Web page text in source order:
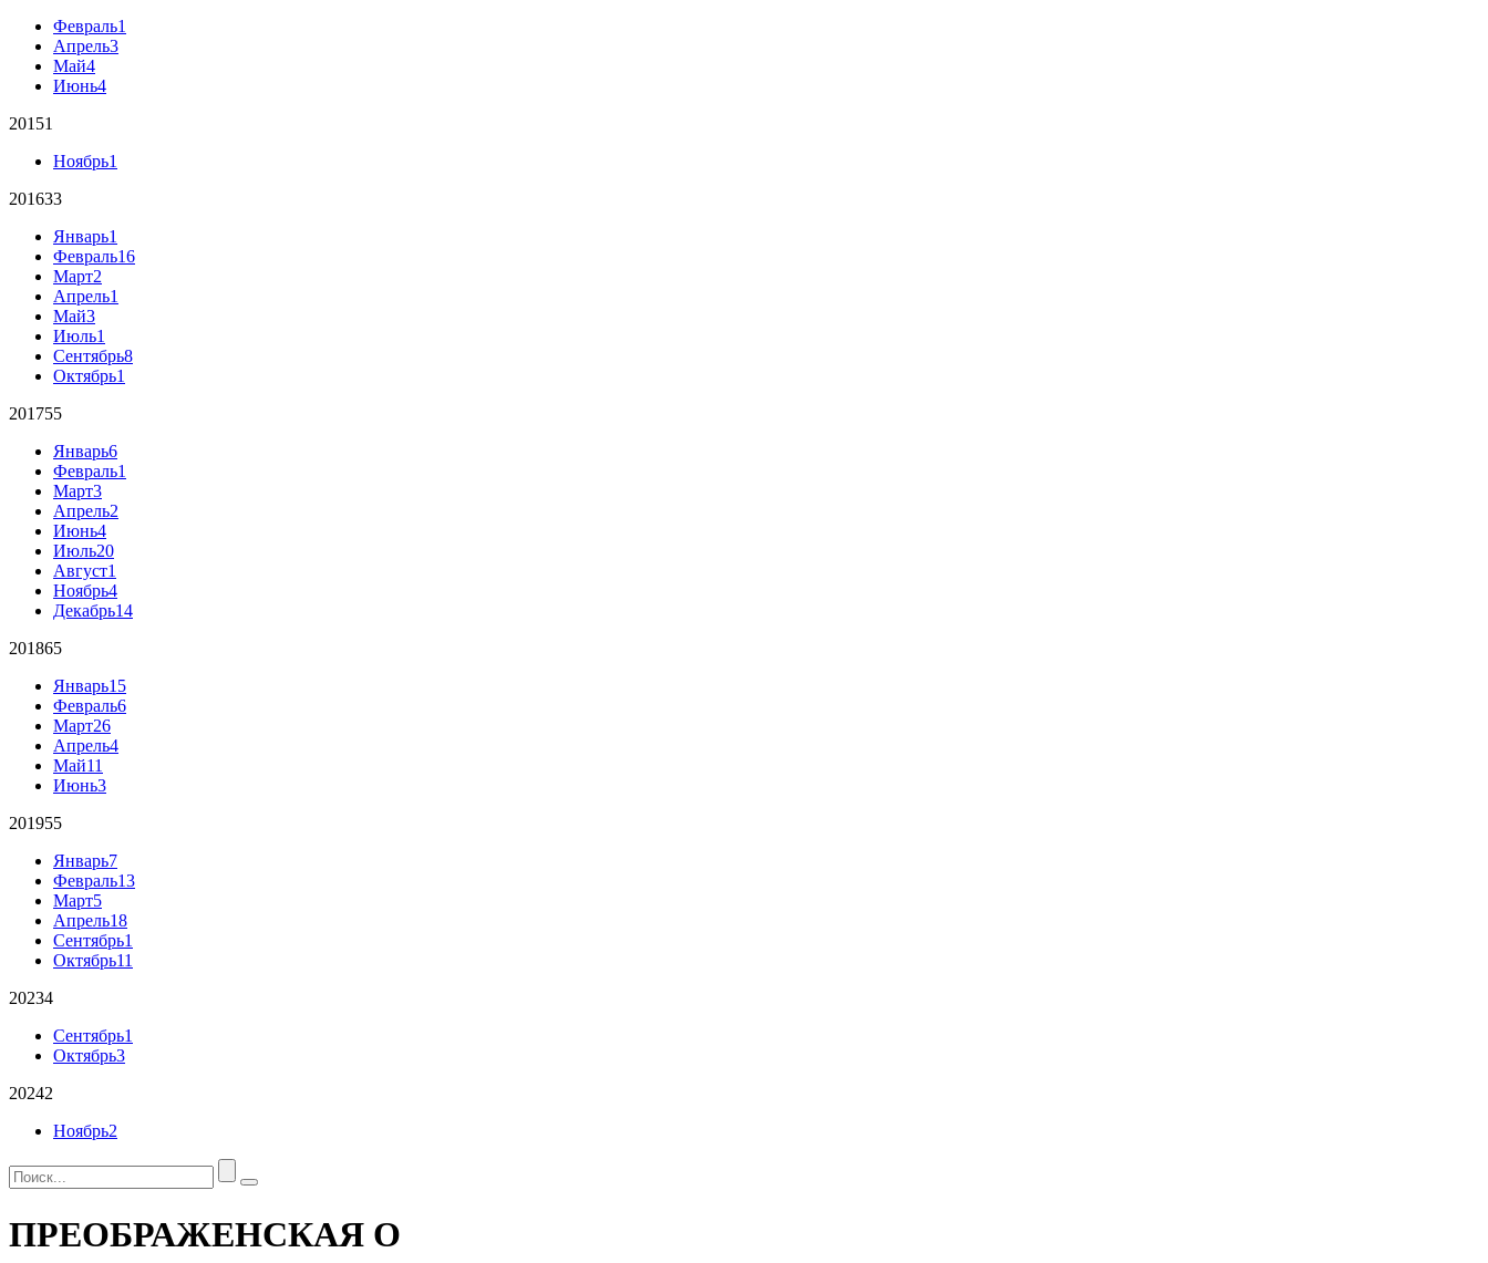
Февраль1
Апрель3
Май4
Июнь4
20151
Ноябрь1
201633
Январь1
Февраль16
Март2
Апрель1
Май3
Июль1
Сентябрь8
Октябрь1
201755
Январь6
Февраль1
Март3
Апрель2
Июнь4
Июль20
Август1
Ноябрь4
Декабрь14
201865
Январь15
Февраль6
Март26
Апрель4
Май11
Июнь3
201955
Январь7
Февраль13
Март5
Апрель18
Сентябрь1
Октябрь11
20234
Сентябрь1
Октябрь3
20242
Ноябрь2
ПРЕОБРАЖЕНСКАЯ О